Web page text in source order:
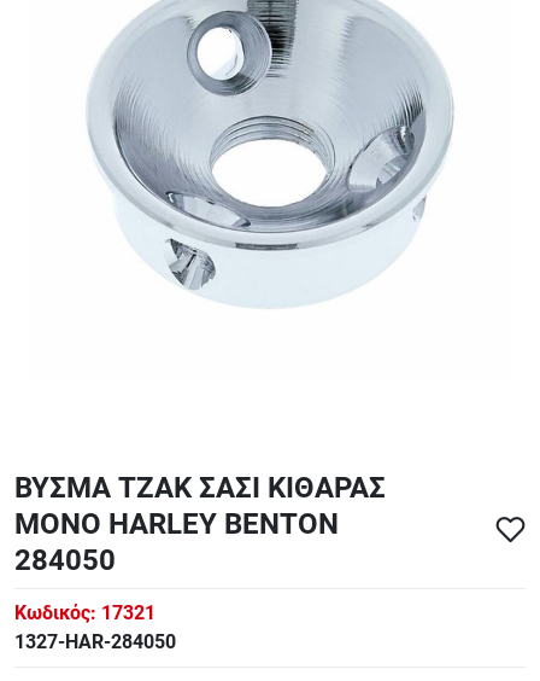
ΒΥΣΜΑ ΤΖΑΚ ΣΑΣΙ ΚΙΘΑΡΑΣ
MONO HARLEY BENTON
284050
Κωδικός: 17321
1327-HAR-284050
ΑΞΕΣΟΥΑΡ - ΑΝΤΑΛΛΑΚΤΙΚΑ ΚΙΘΑΡΑΣ ΜΠΑΣΟΥ
ΤΕΤΡΑΔΙΑ-DVD-CD